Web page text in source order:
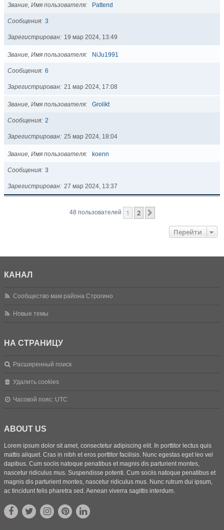
Звание, Имя пользователя Pattend
Сообщения 3
Зарегистрирован 19 мар 2024, 13:49
Звание, Имя пользователя NiJu1991
Сообщения 6
Зарегистрирован 21 мар 2024, 17:08
Звание, Имя пользователя Grolikt
Сообщения 2
Зарегистрирован 25 мар 2024, 18:04
Звание, Имя пользователя koenn
Сообщения 3
Зарегистрирован 27 мар 2024, 13:37
48 пользователей 1 2
Перейти
КАНАЛ
Сообщество мам района Строгино
Новые темы
НА СТРАНИЦУ
Расширенный поиск
Удалить cookies
Часовой пояс: UTC
ABOUT US
Lorem ipsum dolor sit amet, consectetur adipiscing elit. In porttitor lectus quis
mattis aliquet. Cras in nibh et eros porttitor facilisis. Nunc egestas eget leo vel
dapibus. Cum sociis natoque penatibus et magnis dis parturient montes,
nascetur ridiculus mus. Suspendisse potenti. Cum sociis natoque penatibus et
magnis dis parturient montes, nascetur ridiculus mus. Nunc rutrum dui ipsum,
ac tincidunt felis pharetra sed. Aenean viverra sagittis interdum.